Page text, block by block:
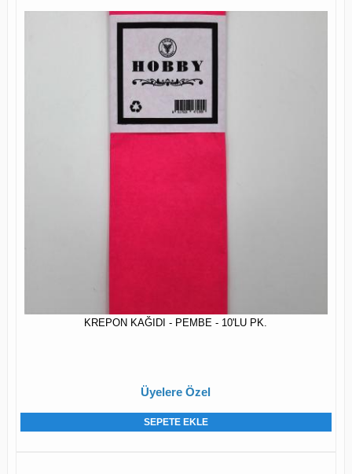
KREPON KAĞIDI - PEMBE - 10'LU PK.
Üyelere Özel
SEPETE EKLE